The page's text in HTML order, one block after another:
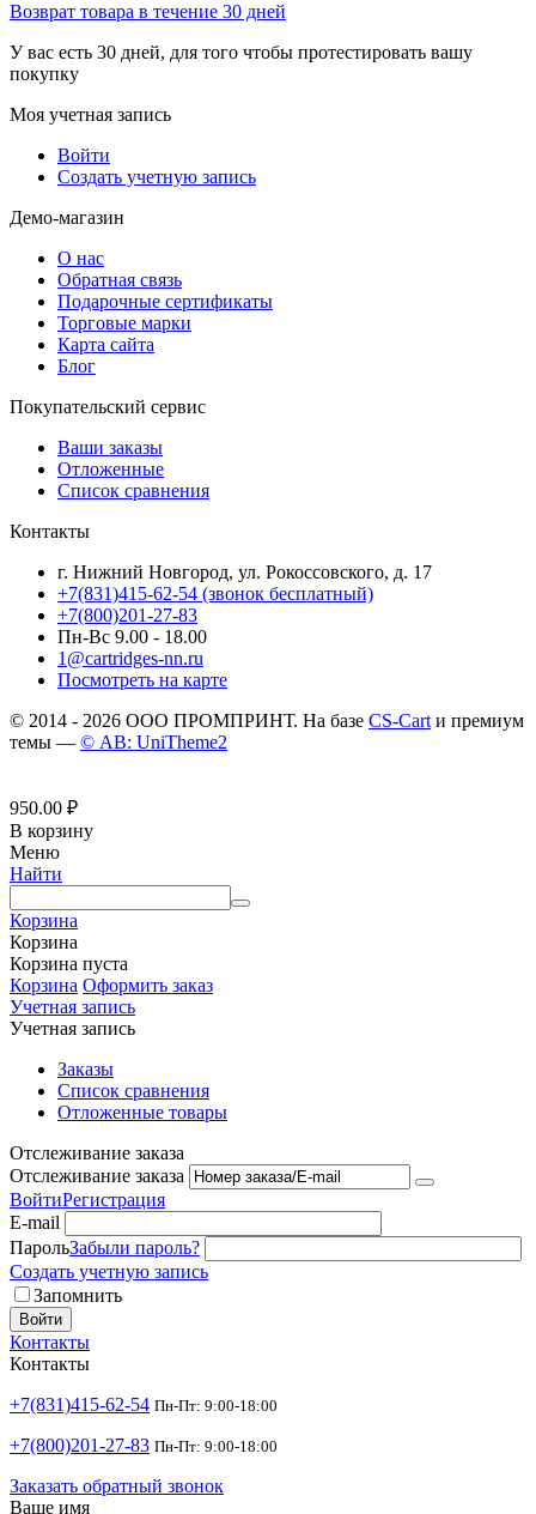
Возврат товара в течение 30 дней
У вас есть 30 дней, для того чтобы протестировать вашу
покупку
Моя учетная запись
Войти
Создать учетную запись
Демо-магазин
О нас
Обратная связь
Подарочные сертификаты
Торговые марки
Карта сайта
Блог
Покупательский сервис
Ваши заказы
Отложенные
Список сравнения
Контакты
г. Нижний Новгород, ул. Рокоссовского, д. 17
+7(831)415-62-54 (звонок бесплатный)
+7(800)201-27-83
Пн-Вс 9.00 - 18.00
1@cartridges-nn.ru
Посмотреть на карте
© 2014 - 2026 ООО ПРОМПРИНТ. На базе CS-Cart и премиум
темы — © AB: UniTheme2
950.00 ₽
В корзину
Меню
Найти
Корзина
Корзина
Корзина пуста
Корзина Оформить заказ
Учетная запись
Учетная запись
Заказы
Список сравнения
Отложенные товары
Отслеживание заказа
Отслеживание заказа
ВойтиРегистрация
E-mail
ПарольЗабыли пароль?
Создать учетную запись
Запомнить
Войти
Контакты
Контакты
+7(831)415-62-54 Пн-Пт: 9:00-18:00
+7(800)201-27-83 Пн-Пт: 9:00-18:00
Заказать обратный звонок
Ваше имя